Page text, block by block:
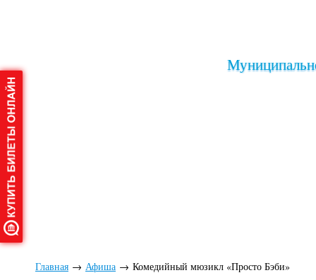
Главная → Афиша → Комедийный мюзикл «Просто Бэби»